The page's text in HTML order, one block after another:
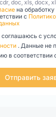
doc, xls, docx,
на
с
соглашаюсь с
. Данные не
в соответствии
Отправить